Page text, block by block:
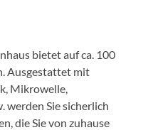
bietet auf ca. 100
Ausgestattet mit
Mikrowelle,
werden Sie sicherlich
die Sie von zuhause